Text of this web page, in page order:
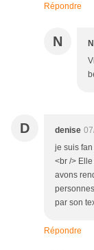
Répondre
N
D denise
je suis
<br />
avons
par son
Répondre